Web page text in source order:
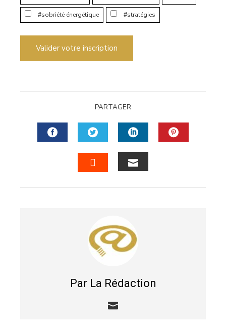
#sobriété énergétique #stratégies
Valider votre inscription
PARTAGER
FACEBOOKTWITTERLINKEDIN
Par La Rédaction